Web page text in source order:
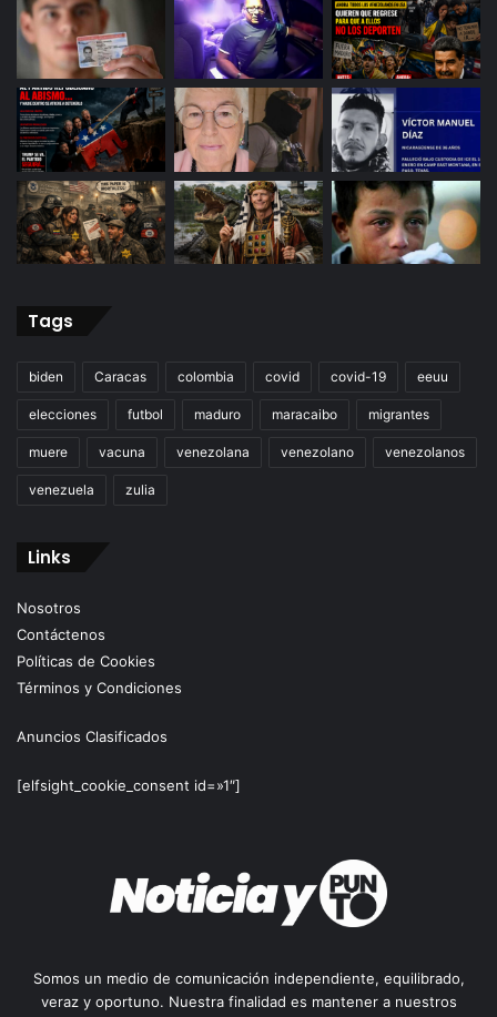
Tags
biden Caracas colombia covid covid-19 eeuu
elecciones futbol maduro maracaibo migrantes
muere vacuna venezolana venezolano venezolanos
venezuela zulia
Links
Nosotros
Contáctenos
Políticas de Cookies
Términos y Condiciones
Anuncios Clasificados
[elfsight_cookie_consent id=»1″]
Somos un medio de comunicación independiente, equilibrado,
veraz y oportuno. Nuestra finalidad es mantener a nuestros